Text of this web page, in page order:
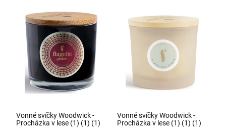
Vonné svíčky Woodwick -
Procházka v lese (1) (1) (1)
Vonné svíčky Woodwick -
Procházka v lese (1) (1) (1)